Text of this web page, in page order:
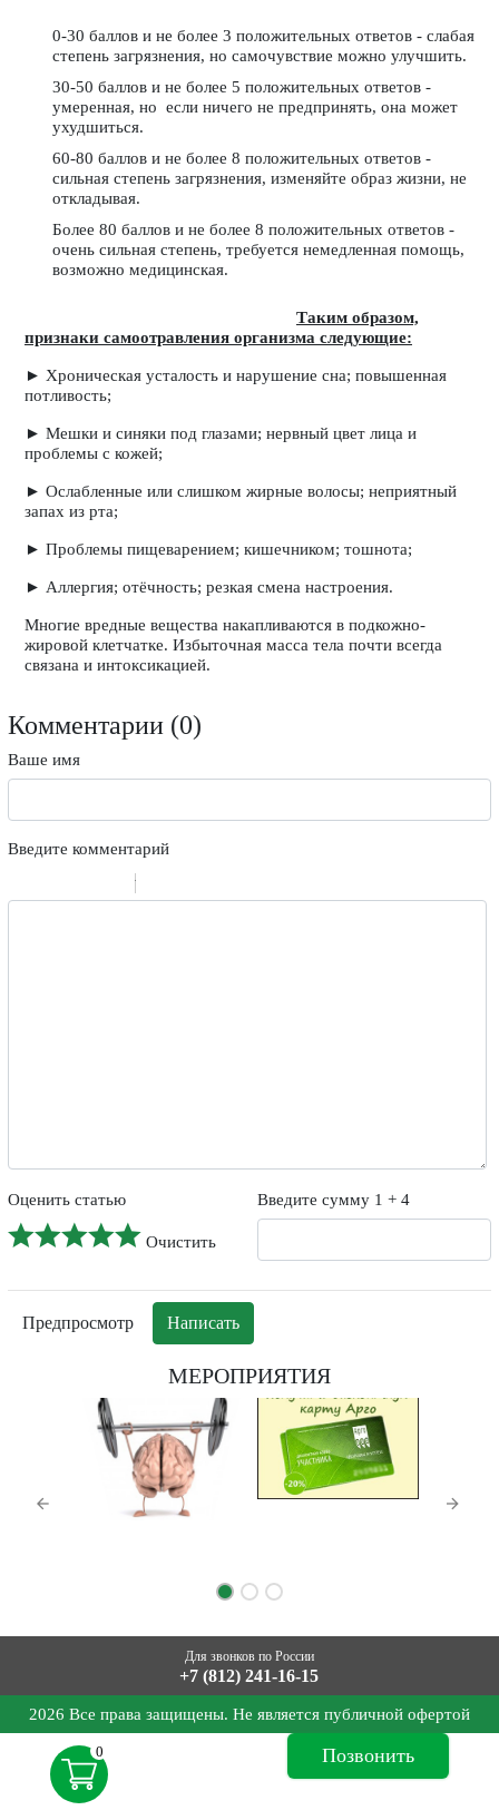
0-30 баллов и не более 3 положительных ответов - слабая
степень загрязнения, но самочувствие можно улучшить.
30-50 баллов и не более 5 положительных ответов -
умеренная, но если ничего не предпринять, она может
ухудшиться.
60-80 баллов и не более 8 положительных ответов -
сильная степень загрязнения, изменяйте образ жизни, не
откладывая.
Более 80 баллов и не более 8 положительных ответов -
очень сильная степень, требуется немедленная помощь,
возможно медицинская.
Таким образом,
признаки самоотравления организма следующие:
► Хроническая усталость и нарушение сна; повышенная
потливость;
► Мешки и синяки под глазами; нервный цвет лица и
проблемы с кожей;
► Ослабленные или слишком жирные волосы; неприятный
запах из рта;
► Проблемы пищеварением; кишечником; тошнота;
► Аллергия; отёчность; резкая смена настроения.
Многие вредные вещества накапливаются в подкожно-
жировой клетчатке. Избыточная масса тела почти всегда
связана и интоксикацией.
Комментарии (0)
Ваше имя
Введите комментарий
-
-
Оценить статью
Очистить
Введите сумму 1 + 4
МЕРОПРИЯТИЯ
Для звонков по России
+7 (812) 241-16-15
2026 Все права защищены. Не является публичной офертой
Позвонить
0